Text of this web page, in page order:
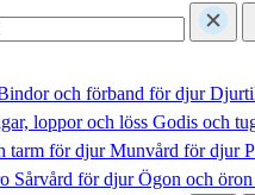
och förband för djur
loppor och löss Godis och
tarm för djurMunvård för djur
Sårvård för djurÖgon och